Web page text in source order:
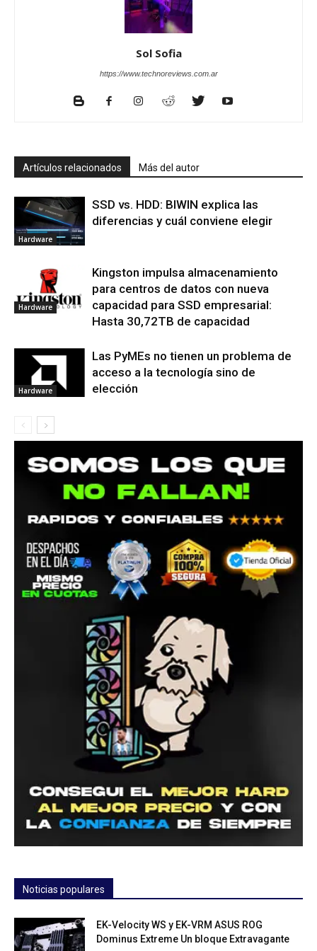
Sol Sofia
https://www.technoreviews.com.ar
Artículos relacionados Más del autor
Hardware
SSD vs. HDD: BIWIN explica las
diferencias y cuál conviene elegir
Hardware
Kingston impulsa almacenamiento
para centros de datos con nueva
capacidad para SSD empresarial:
Hasta 30,72TB de capacidad
Hardware
Las PyMEs no tienen un problema de
acceso a la tecnología sino de
elección
Noticias populares
EK-Velocity WS y EK-VRM ASUS ROG
Dominus Extreme Un bloque Extravagante